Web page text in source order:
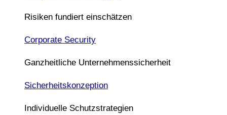
Risiken fundiert einschätzen
Corporate Security
Ganzheitliche Unternehmenssicherheit
Sicherheitskonzeption
Individuelle Schutzstrategien